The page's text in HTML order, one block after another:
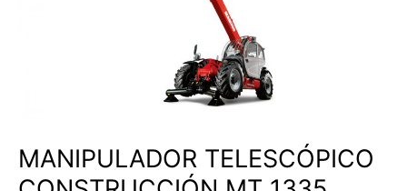
MANIPULADOR TELESCÓPICO